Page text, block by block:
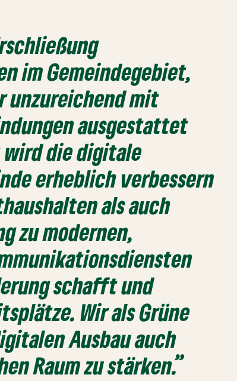
im Gemeindegebiet,
unzureichend mit
ausgestattet
wird die digitale
erheblich verbessern
als auch
zu modernen,
schafft und
Wir als Grüne
Ausbau auch
Raum zu stärken.”